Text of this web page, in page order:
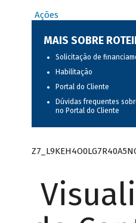
Ações
MAIS SOBRE
Solicitação de
Habilitação
Portal do Cliente
Dúvidas frequentes
no Portal do Cliente